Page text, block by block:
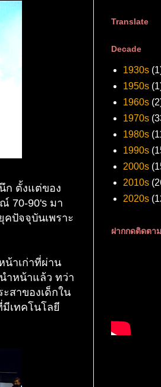
ก ตั้งแต่ของ
70-90's มา
ปัจจุบันเพราะ
น้าเก่าที่ผ่าน
ำหน้าแล้ว ทว่า
สาของเด็กใน
มีเทคโนโลยี
Translate
Decade
1930s
1950s
1960s
1970s
1980s
1990s
2000s
2010s
2020s
ฝากกดติดตา